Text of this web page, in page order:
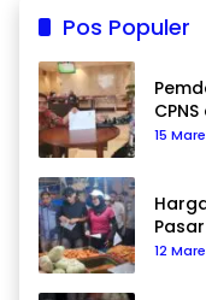
Pos Populer
15
12